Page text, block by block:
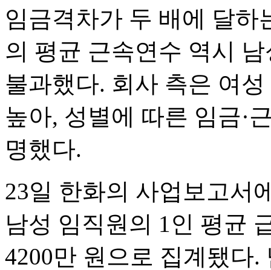
임금격차가 두 배에 달하
의 평균 근속연수 역시
불과했다. 회사 측은 여
높아, 성별에 따른 임금·
명했다.
23일 한화의 사업보고서
남성 임직원의 1인 평균
4200만 원으로 집계됐다